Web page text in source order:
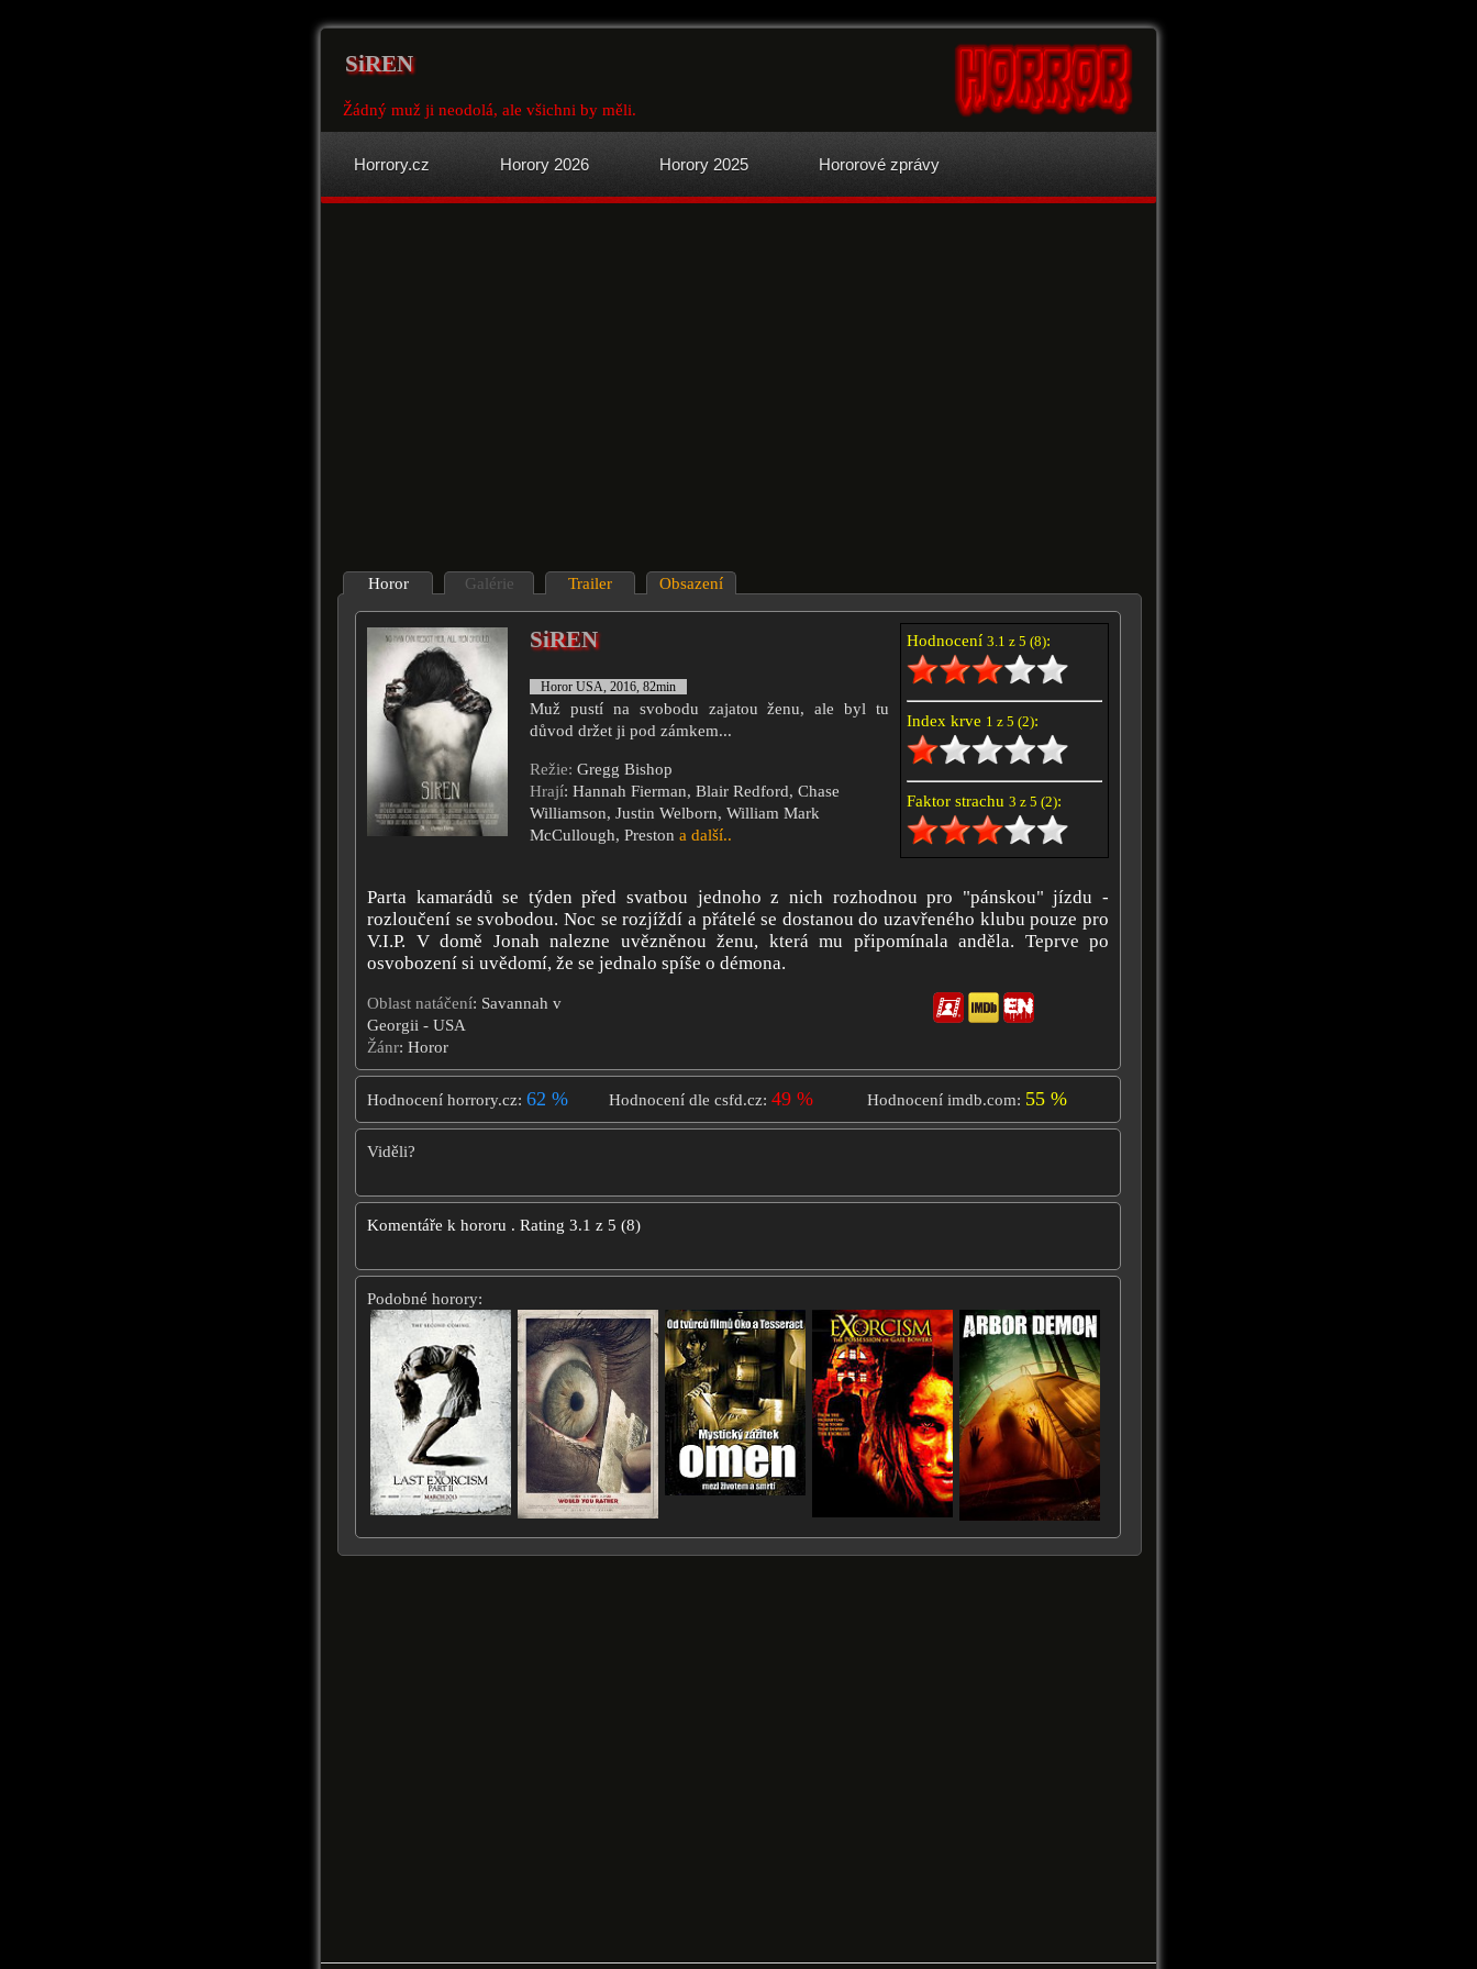
SiREN
Žádný muž ji neodolá, ale všichni by měli.
Horrory.cz Horory 2026 Horory 2025 Hororové zprávy
Horor Galérie Trailer Obsazení
Hodnocení 3.1 z 5 (8):
Index krve 1 z 5 (2):
Faktor strachu 3 z 5 (2):
SiREN
Horor USA, 2016, 82min
Muž pustí na svobodu zajatou ženu, ale byl tu
důvod držet ji pod zámkem...
Režie: Gregg Bishop
Hrají: Hannah Fierman, Blair Redford, Chase
Williamson, Justin Welborn, William Mark
McCullough, Preston a další..
Parta kamarádů se týden před svatbou jednoho z nich rozhodnou pro "pánskou" jízdu -
rozloučení se svobodou. Noc se rozjíždí a přátelé se dostanou do uzavřeného klubu pouze pro
V.I.P. V domě Jonah nalezne uvězněnou ženu, která mu připomínala anděla. Teprve po
osvobození si uvědomí, že se jednalo spíše o démona.
Oblast natáčení: Savannah v
Georgii - USA
Žánr: Horor
Hodnocení horrory.cz: 62 % Hodnocení dle csfd.cz: 49 % Hodnocení imdb.com: 55 %
Viděli?
Komentáře k hororu . Rating 3.1 z 5 (8)
Podobné horory: